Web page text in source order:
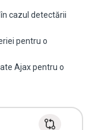
cazul detectării
pentru o
Ajax pentru o